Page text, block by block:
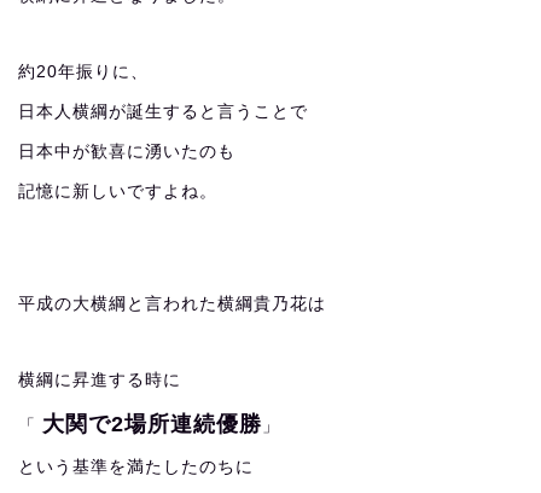
約20年振りに、
日本人横綱が誕生すると言うことで
日本中が歓喜に湧いたのも
記憶に新しいですよね。
平成の大横綱と言われた横綱貴乃花は
横綱に昇進する時に
「 大関で2場所連続優勝 」
という基準を満たしたのちに